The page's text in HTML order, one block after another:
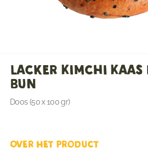
Lacker Kimchi
Bun
Doos (50 x 100 gr)
Over het product